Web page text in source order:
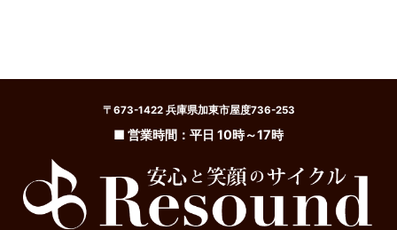
〒673-1422 兵庫県加東市屋度736-253
■ 営業時間：平日 10時～17時